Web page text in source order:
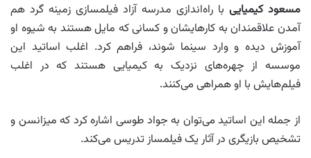
مسعود کیمیایی با راه‌اندازی مدرسه آزاد فیلمسازی زمینه گرد هم
آمدن علاقمندان به کارهایشان و کسانی که مایل هستند به شیوه او
آموزش دیده و وارد سینما شوند، فراهم کرد. اغلب اساتید این
موسسه از چهره‌های نزدیک به کیمیایی هستند که در اغلب
فیلم‌هایش با او همراهی می‌کنند.
از جمله این اساتید می‌توان به جواد طوسی اشاره کرد که میزانسن و
تشخیص بازیگری در آثار یک فیلمساز تدریس می‌کند.